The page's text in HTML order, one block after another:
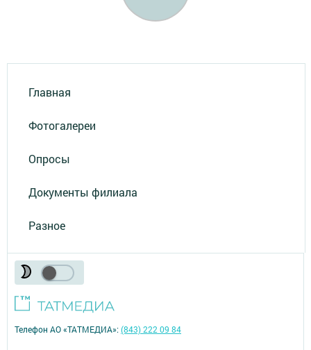
Главная
Фотогалереи
Опросы
Документы филиала
Разное
Телефон АО «ТАТМЕДИА»:(843) 222 09 84